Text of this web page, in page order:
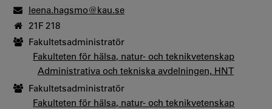
leena.hagsmo@kau.se
21F 218
Fakultetsadministratör
Fakulteten för hälsa, natur- och teknikvetenskap
Administrativa och tekniska avdelningen, HNT
Fakultetsadministratör
Fakulteten för hälsa, natur- och teknikvetenskap